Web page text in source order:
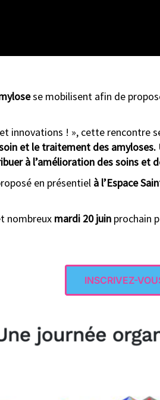
se mobilisent afin de
innovations ! », cette rencontre
et le traitement des amyloses.
à l’amélioration des soins et
en présentiel à l’Espace
nombreuxmardi 20 juinprochain
INSCRIVEZ-